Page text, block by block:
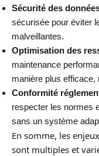
Sécurité des
sécurisée pour éviter
malveillantes.
Optimisation des
maintenance
manière plus efficace,
Conformité
respecter les normes
sans un système
En somme, les
sont multiples et